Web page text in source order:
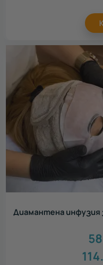
Диамантена инфузия